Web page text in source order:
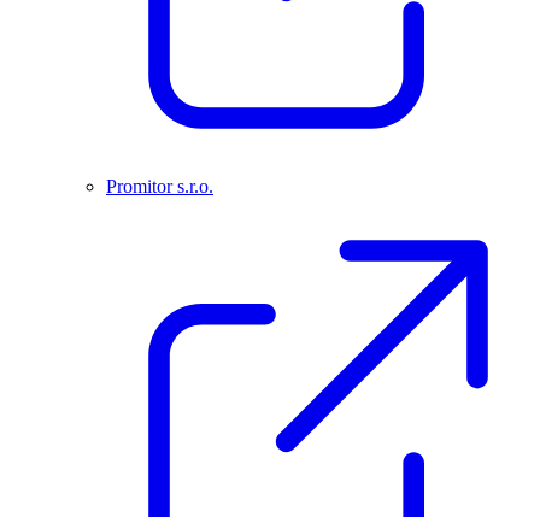
Promitor s.r.o.